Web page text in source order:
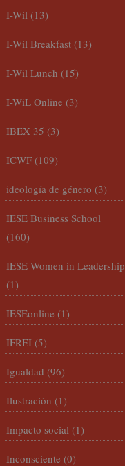
I-Wil (13)
I-Wil Breakfast (13)
I-Wil Lunch (15)
I-WiL Online (3)
IBEX 35 (3)
ICWF (109)
ideología de género (3)
IESE Business School
(160)
IESE Women in Leadership
(1)
IESEonline (1)
IFREI (5)
Igualdad (96)
Ilustración (1)
Impacto social (1)
Inconsciente (0)